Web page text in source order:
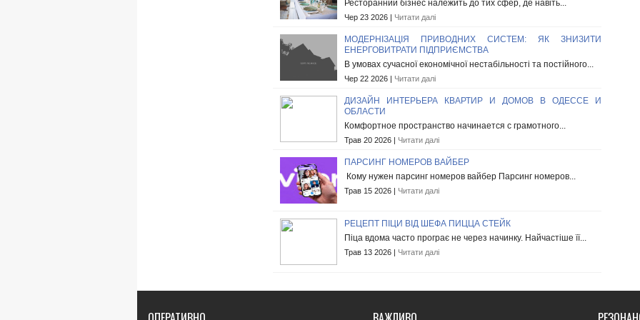
Ресторанний бізнес належить до тих сфер, де навіть...
Чер 23 2026 | Читати далі
МОДЕРНІЗАЦІЯ ПРИВОДНИХ СИСТЕМ: ЯК ЗНИЗИТИ
ЕНЕРГОВИТРАТИ ПІДПРИЄМСТВА
В умовах сучасної економічної нестабільності та постійного...
Чер 22 2026 | Читати далі
ДИЗАЙН ИНТЕРЬЕРА КВАРТИР И ДОМОВ В ОДЕССЕ И
ОБЛАСТИ
Комфортное пространство начинается с грамотного...
Трав 20 2026 | Читати далі
ПАРСИНГ НОМЕРОВ ВАЙБЕР
Кому нужен парсинг номеров вайбер Парсинг номеров...
Трав 15 2026 | Читати далі
РЕЦЕПТ ПІЦИ ВІД ШЕФА ПИЦЦА СТЕЙК
Піца вдома часто програє не через начинку. Найчастіше її...
Трав 13 2026 | Читати далі